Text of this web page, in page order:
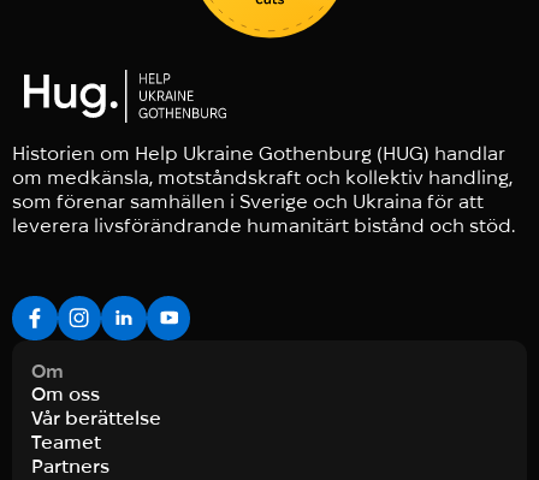
Historien om Help Ukraine Gothenburg (HUG) handlar
om medkänsla, motståndskraft och kollektiv handling,
som förenar samhällen i Sverige och Ukraina för att
leverera livsförändrande humanitärt bistånd och stöd.
Om
Om oss
Vår berättelse
Teamet
Partners